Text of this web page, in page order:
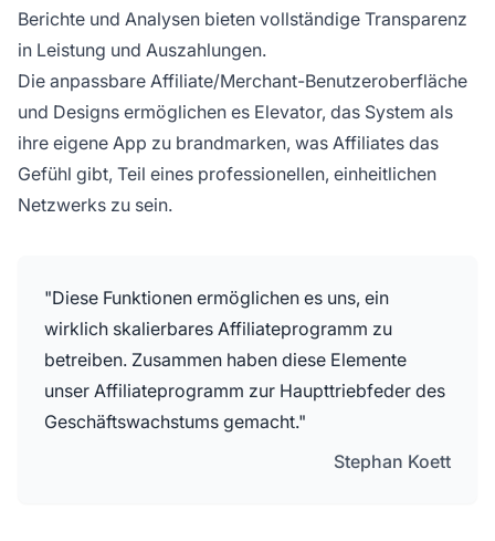
Berichte und Analysen bieten vollständige Transparenz
in Leistung und Auszahlungen.
Die anpassbare Affiliate/Merchant-Benutzeroberfläche
und Designs ermöglichen es Elevator, das System als
ihre eigene App zu brandmarken, was Affiliates das
Gefühl gibt, Teil eines professionellen, einheitlichen
Netzwerks zu sein.
"Diese Funktionen ermöglichen es uns, ein
wirklich skalierbares Affiliateprogramm zu
betreiben. Zusammen haben diese Elemente
unser Affiliateprogramm zur Haupttriebfeder des
Geschäftswachstums gemacht."
Stephan Koett